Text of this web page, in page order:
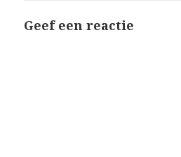
Geef een reactie